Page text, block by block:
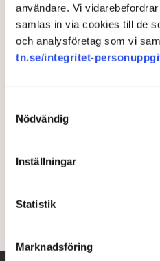
användare. Vi
samlas in via cookies till de
och analysföretag som vi
tn.se/integritet-
Nödvändig
Inställningar
Statistik
Marknadsföring
Svenska
börsplaner:
storföretag”
att centralisera Europas
Sveriges
(M) är kritisk till planerna.
skulle vara en
7 months ago |